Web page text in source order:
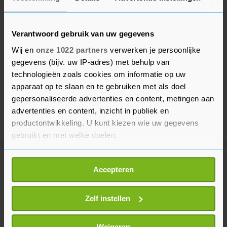
Verantwoord gebruik van uw gegevens
Wij en onze 1022 partners verwerken je persoonlijke
gegevens (bijv. uw IP-adres) met behulp van
technologieën zoals cookies om informatie op uw
apparaat op te slaan en te gebruiken met als doel
gepersonaliseerde advertenties en content, metingen aan
advertenties en content, inzicht in publiek en
productontwikkeling. U kunt kiezen wie uw gegevens
gebruikt en met welke doelen.
Als u het toestaat, willen we ook graag:
Informatie verzamelen over uw geografische
locatie, die tot een paar meter nauwkeurig kan zijn
Uw apparaat identificeren door het actief te
scannen op specifieke eigenschappen (fingerprinting)
Lees meer over hoe uw persoonlijke gegevens worden
Accepteren
Zelf instellen
Meer uit Binnenland
Brand bij recyclingbedrijf
Rotterdam onder controle